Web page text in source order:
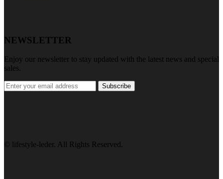
NEWSLETTER
Enjoy our newsletter to stay updated with the latest news and special
sales.
Subscribe
© lifestyle-leder. All Rights Reserved.